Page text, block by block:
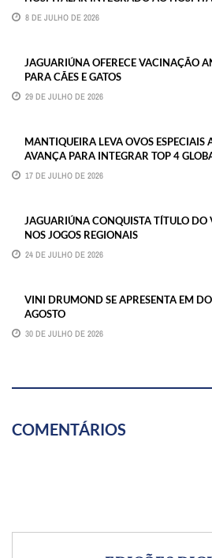
8 DE JULHO DE 2026
JAGUARIÚNA OFERECE VACINAÇÃO
PARA CÃES E GATOS
29 DE JULHO DE 2026
MANTIQUEIRA LEVA OVOS ESPECIAIS
AVANÇA PARA INTEGRAR TOP 4
17 DE JULHO DE 2026
JAGUARIÚNA CONQUISTA TÍTULO DO
NOS JOGOS REGIONAIS
24 DE JULHO DE 2026
VINI DRUMOND SE APRESENTA EM
AGOSTO
30 DE JULHO DE 2026
COMENTÁRIOS